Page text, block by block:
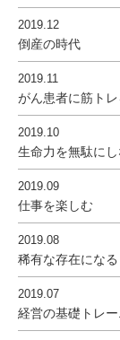
2019.12
倒産の時代
2019.11
がん患者に筋ト
2019.10
生命力を無駄に
2019.09
仕事を楽しむ
2019.08
稀有な存在になる
2019.07
経営の基礎トレ